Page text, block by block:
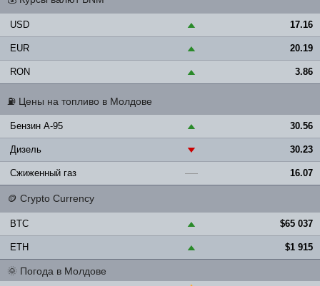
USD ▲ 17.16
EUR ▲ 20.19
RON ▲ 3.86
⛽ Цены на топливо в Молдове
Бензин A-95 ▲ 30.56
Дизель ▼ 30.23
Сжиженный газ — 16.07
🪙 Crypto Currency
BTC ▲ $65 037
ETH ▲ $1 915
🌞 Погода в Молдове